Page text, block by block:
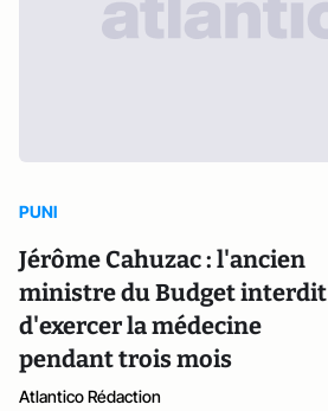
PUNI
Jérôme Cahuzac : l'ancien
ministre du Budget interdit
d'exercer la médecine
pendant trois mois
Atlantico Rédaction